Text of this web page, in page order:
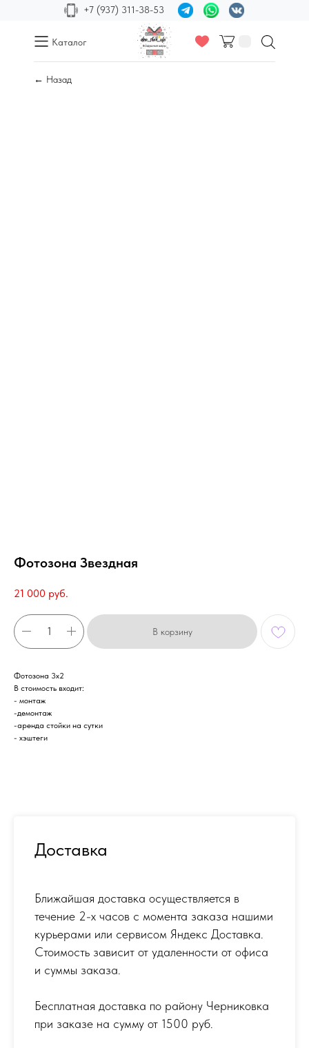
+7 (937) 311-38-53
Каталог
← Назад
Фотозона Звездная
21 000 руб.
В корзину
Фотозона 3х2
В стоимость входит:
- монтаж
-демонтаж
-аренда стойки на сутки
- хэштеги
Доставка
Ближайшая доставка осуществляется в
течение 2-х часов с момента заказа нашими
курьерами или сервисом Яндекс Доставка.
Стоимость зависит от удаленности от офиса
и суммы заказа.
Бесплатная доставка по району Черниковка
при заказе на сумму от 1500 руб.